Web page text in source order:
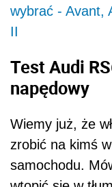
wybrać - Avant,
II
Test Audi
napędowy
Wiemy już, że
zrobić na kimś
samochodu.